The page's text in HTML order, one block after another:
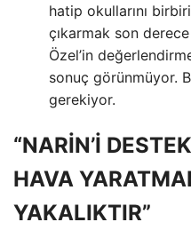
hatip okullarını
çıkarmak son
Özel’in
sonuç görünmüyor.
gerekiyor.
“NARİN’İ
HAVA
YAKALIKTIR”